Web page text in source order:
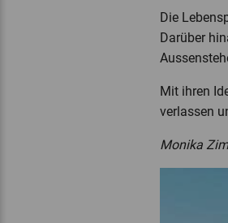
Die
Darüber
Mit ihren
verlassen
Monika